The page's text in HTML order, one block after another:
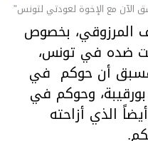
الآن مع الإخوة لعودتي لتونس"
المرزوقي، بخصوص
ضده في تونس،
فسبق أن حوكم في
وحوكم في
الذي أزاحته